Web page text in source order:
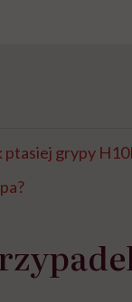
grypy